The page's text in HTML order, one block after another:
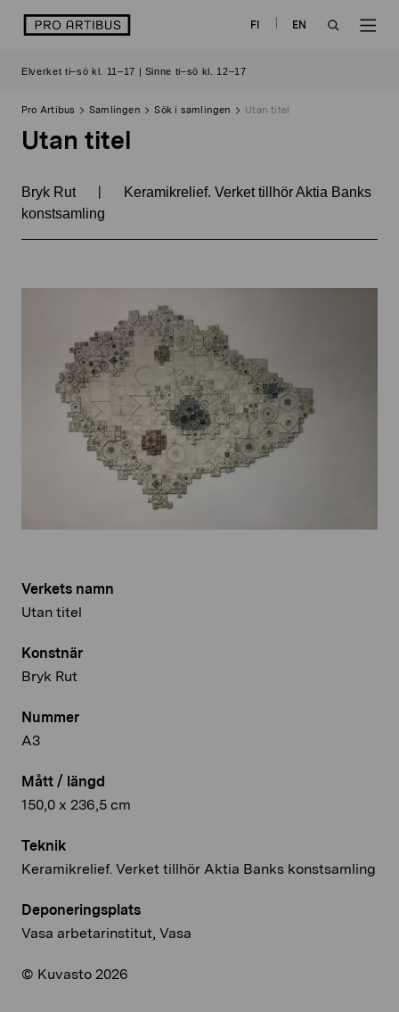
logo FI
EN
Elverket ti–sö kl. 11–17 | Sinne ti–sö kl. 12–17
Pro Artibus Samlingen Sök i samlingen Utan titel
Utan titel
Bryk Rut |
Keramikrelief. Verket tillhör Aktia Banks
konstsamling
Verkets namn
Utan titel
Konstnär
Bryk Rut
Nummer
A3
Mått / längd
150,0 x 236,5 cm
Teknik
Keramikrelief. Verket tillhör Aktia Banks konstsamling
Deponeringsplats
Vasa arbetarinstitut, Vasa
© Kuvasto 2026